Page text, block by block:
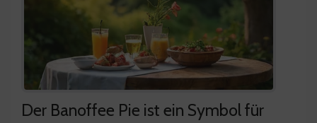
Der Banoffee Pie ist ein Symbol für